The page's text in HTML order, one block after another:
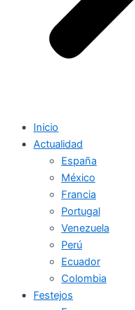
Inicio
Actualidad
España
México
Francia
Portugal
Venezuela
Perú
Ecuador
Colombia
Festejos